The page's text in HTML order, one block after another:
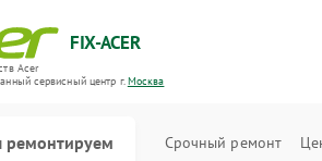
FIX-ACER
Acer
cервисный центр г.Москва
Срочный ремонт